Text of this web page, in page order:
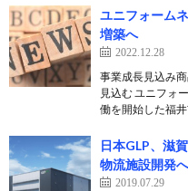
ユニフォーム
増築へ
2022.12.28
事業成長見込み
見込む ユニフォ
働を開始した福
日本GLP、滋
物流施設開発へ
2019.07.29